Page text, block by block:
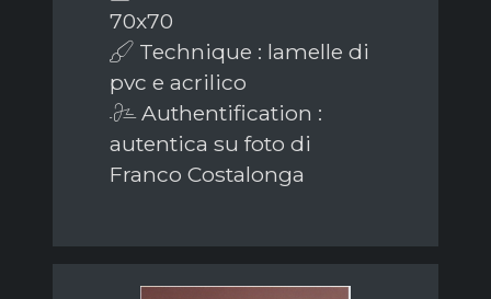
70x70
Technique : lamelle di
pvc e acrilico
Authentification :
autentica su foto di
Franco Costalonga